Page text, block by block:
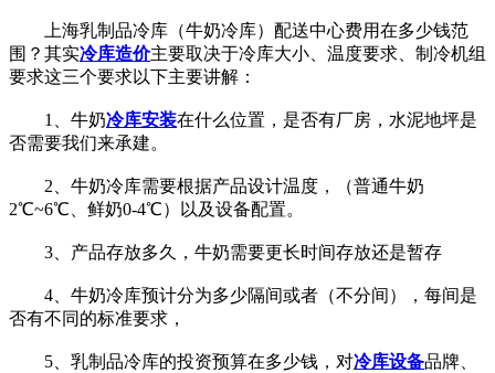
上海乳制品冷库（牛奶冷库）配送中心费用在多少钱范
围？其实冷库造价主要取决于冷库大小、温度要求、制冷机组
要求这三个要求以下主要讲解：
1、牛奶冷库安装在什么位置，是否有厂房，水泥地坪是
否需要我们来承建。
2、牛奶冷库需要根据产品设计温度，（普通牛奶
2℃~6℃、鲜奶0-4℃）以及设备配置。
3、产品存放多久，牛奶需要更长时间存放还是暂存
4、牛奶冷库预计分为多少隔间或者（不分间），每间是
否有不同的标准要求，
5、乳制品冷库的投资预算在多少钱，对冷库设备品牌、